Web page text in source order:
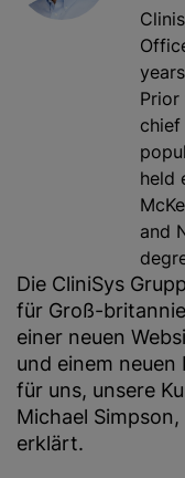
Prior
held
and
Die CliniSys
für Groß-
einer neuen
und einem neuen
für uns, unsere
Michael
erklärt.